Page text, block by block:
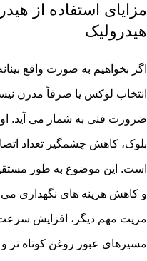
مزایای استفاده از
هیدرولیک
اگر بخواهیم به صورت واقع
انتخاب لوکس یا صرفاً مدرن
ضرورت فنی به شمار می آید.
بلوک، کاهش چشمگیر تعداد
است. این موضوع به طور
و کاهش هزینه های نگهداری
مزیت مهم دیگر، افزایش
مسیرهای عبور روغن کوتاه تر